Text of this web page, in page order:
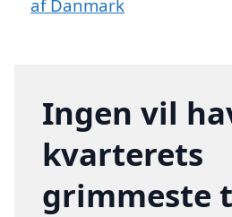
af Danmark
Ingen vil
kvarterets
grimmeste